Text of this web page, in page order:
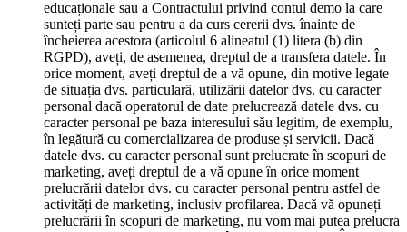
educaționale sau a Contractului privind contul demo la care
sunteți parte sau pentru a da curs cererii dvs. înainte de
încheierea acestora (articolul 6 alineatul (1) litera (b) din
RGPD), aveți, de asemenea, dreptul de a transfera datele. În
orice moment, aveți dreptul de a vă opune, din motive legate
de situația dvs. particulară, utilizării datelor dvs. cu caracter
personal dacă operatorul de date prelucrează datele dvs. cu
caracter personal pe baza interesului său legitim, de exemplu,
în legătură cu comercializarea de produse și servicii. Dacă
datele dvs. cu caracter personal sunt prelucrate în scopuri de
marketing, aveți dreptul de a vă opune în orice moment
prelucrării datelor dvs. cu caracter personal pentru astfel de
activități de marketing, inclusiv profilarea. Dacă vă opuneți
prelucrării în scopuri de marketing, nu vom mai putea prelucra